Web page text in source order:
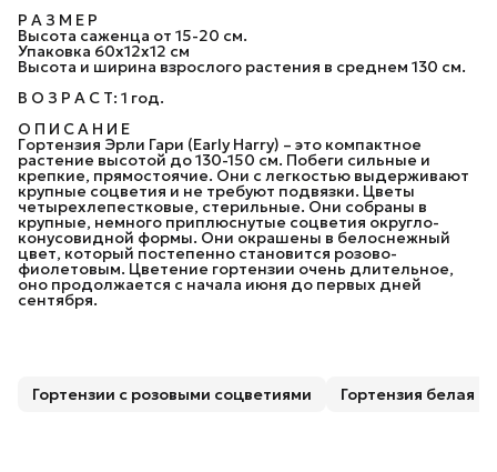
Р А З М Е Р
Высота саженца от 15-20 см.
Упаковка 60х12х12 см
Высота и ширина взрослого растения в среднем 130 см.
В О З Р А С Т: 1 год.
О П И С А Н И Е
Гoртензия Эpли Гари (Еаrly Наrry) – это компактное
растение высотой до 130-150 см. Побеги сильные и
крепкие, прямостоячие. Они с легкостью выдерживают
крупные соцветия и не требуют подвязки. Цветы
четырехлепестковые, стерильные. Они собраны в
крупные, немного приплюснутые соцветия округло-
конусовидной формы. Они окрашены в белоснежный
цвет, который постепенно становится розово-
фиолетовым. Цветение гортензии очень длительное,
оно продолжается с начала июня до первых дней
сентября.
Гортензии с розовыми соцветиями Гортензия белая